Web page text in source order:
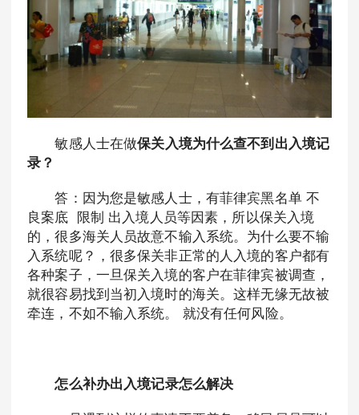
敏感人士在做保关入境为什么查不到出入境记
录？
答：因为您是敏感人士，有菲律宾黑名单 不
良案底 限制 出入境人员等因素，所以保关入境
的，很多海关人员故意不输入系统。为什么要不输
入系统呢？，很多保关非正常的人入境的客户都有
各种案子，一旦保关入境的客户在菲律宾被调查，
就很容易找到当初入境时的海关。这样无缘无故被
牵连，不如不输入系统。 就没有任何风险。
怎么补办出入境记录怎么解决